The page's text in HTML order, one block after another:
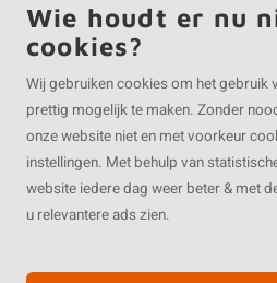
Wie houdt er nu
cookies?
Wij gebruiken cookies om het gebruik
prettig mogelijk te maken. Zonder
onze website niet en met voorkeur
instellingen. Met behulp van
website iedere dag weer beter & met
u relevantere ads zien.